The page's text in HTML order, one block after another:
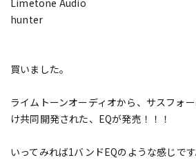
Limetone Audio
hunter
買いました。
ライムトーンオーディオから、サスフォ
け共同開発された、EQが発売！！！
いってみれば1バンドEQのような感じで